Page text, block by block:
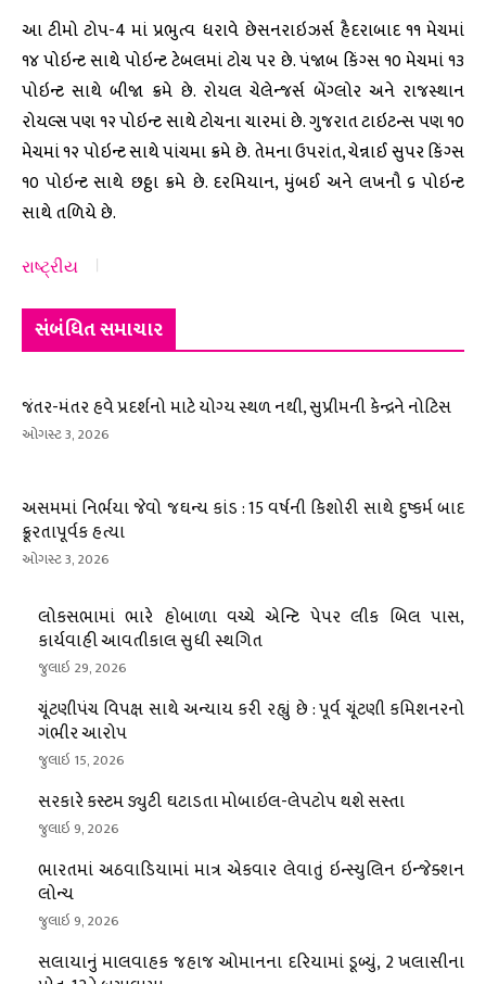
આ ટીમો ટોપ-4 માં પ્રભુત્વ ધરાવે છેસનરાઇઝર્સ હૈદરાબાદ ૧૧ મેચમાં
૧૪ પોઇન્ટ સાથે પોઇન્ટ ટેબલમાં ટોચ પર છે. પંજાબ કિંગ્સ ૧૦ મેચમાં ૧૩
પોઇન્ટ સાથે બીજા ક્રમે છે. રોયલ ચેલેન્જર્સ બેંગ્લોર અને રાજસ્થાન
રોયલ્સ પણ ૧૨ પોઇન્ટ સાથે ટોચના ચારમાં છે. ગુજરાત ટાઇટન્સ પણ ૧૦
મેચમાં ૧૨ પોઇન્ટ સાથે પાંચમા ક્રમે છે. તેમના ઉપરાંત, ચેન્નાઈ સુપર કિંગ્સ
૧૦ પોઇન્ટ સાથે છઠ્ઠા ક્રમે છે. દરમિયાન, મુંબઈ અને લખનૌ ૬ પોઇન્ટ
સાથે તળિયે છે.
રાષ્ટ્રીય
સંબંધિત સમાચાર
જંતર-મંતર હવે પ્રદર્શનો માટે યોગ્ય સ્થળ નથી, સુપ્રીમની કેન્દ્રને નોટિસ
ઓગસ્ટ 3, 2026
અસમમાં નિર્ભયા જેવો જઘન્ય કાંડ : 15 વર્ષની કિશોરી સાથે દુષ્કર્મ બાદ
ક્રૂરતાપૂર્વક હત્યા
ઓગસ્ટ 3, 2026
લોકસભામાં ભારે હોબાળા વચ્ચે એન્ટિ પેપર લીક બિલ પાસ,
કાર્યવાહી આવતીકાલ સુધી સ્થગિત
જુલાઇ 29, 2026
ચૂંટણીપંચ વિપક્ષ સાથે અન્યાય કરી રહ્યું છે : પૂર્વ ચૂંટણી કમિશનરનો
ગંભીર આરોપ
જુલાઇ 15, 2026
સરકારે કસ્ટમ ડ્યુટી ઘટાડતા મોબાઇલ-લેપટોપ થશે સસ્તા
જુલાઇ 9, 2026
ભારતમાં અઠવાડિયામાં માત્ર એકવાર લેવાતું ઇન્સ્યુલિન ઇન્જેક્શન
લોન્ચ
જુલાઇ 9, 2026
સલાયાનું માલવાહક જહાજ ઓમાનના દરિયામાં ડૂબ્યું, 2 ખલાસીના